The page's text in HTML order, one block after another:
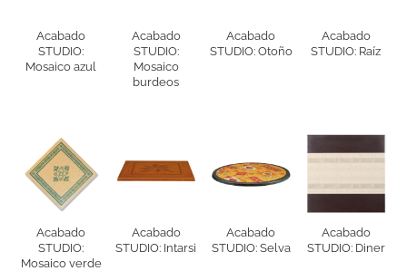
Acabado
STUDIO:
Mosaico azul
Acabado
STUDIO:
Mosaico
burdeos
Acabado
STUDIO: Otoño
Acabado
STUDIO: Raíz
Acabado
STUDIO:
Mosaico verde
Acabado
STUDIO: Intarsi
Acabado
STUDIO: Selva
Acabado
STUDIO: Diner